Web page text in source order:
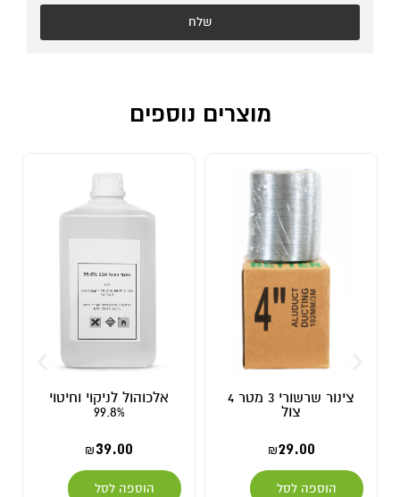
שלח
מוצרים נוספים
צינור שרשורי 3 מטר 4
צול
₪29.00
הוספה לסל
אלכוהול לניקוי וחיטוי
99.8%
₪39.00
הוספה לסל